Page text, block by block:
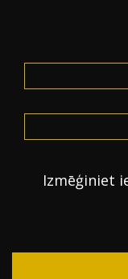
Izmēģiniet